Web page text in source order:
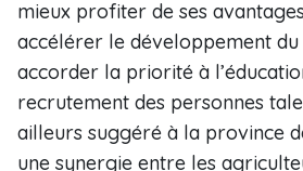
mieux profiter de ses
accélérer le développement
accorder la priorité à
recrutement des personnes
ailleurs suggéré à la province
une synergie entre les